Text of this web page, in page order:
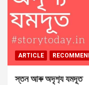
ARTICLE
স্তন আৰু অদৃশ‍্য যমদূত